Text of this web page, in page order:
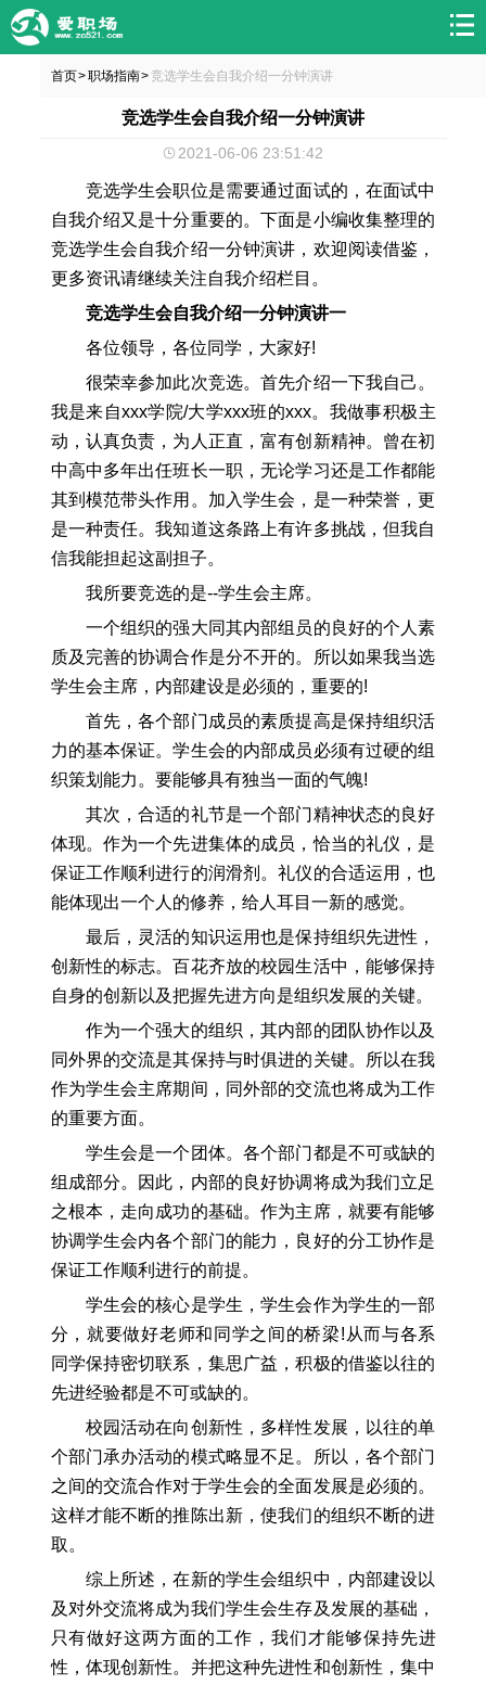
首页>职场指南>竞选学生会自我介绍一分钟演讲
竞选学生会自我介绍一分钟演讲
2021-06-06 23:51:42
竞选学生会职位是需要通过面试的，在面试中
自我介绍又是十分重要的。下面是小编收集整理的
竞选学生会自我介绍一分钟演讲，欢迎阅读借鉴，
更多资讯请继续关注自我介绍栏目。
竞选学生会自我介绍一分钟演讲一
各位领导，各位同学，大家好!
很荣幸参加此次竞选。首先介绍一下我自己。
我是来自xxx学院/大学xxx班的xxx。我做事积极主
动，认真负责，为人正直，富有创新精神。曾在初
中高中多年出任班长一职，无论学习还是工作都能
其到模范带头作用。加入学生会，是一种荣誉，更
是一种责任。我知道这条路上有许多挑战，但我自
信我能担起这副担子。
我所要竞选的是--学生会主席。
一个组织的强大同其内部组员的良好的个人素
质及完善的协调合作是分不开的。所以如果我当选
学生会主席，内部建设是必须的，重要的!
首先，各个部门成员的素质提高是保持组织活
力的基本保证。学生会的内部成员必须有过硬的组
织策划能力。要能够具有独当一面的气魄!
其次，合适的礼节是一个部门精神状态的良好
体现。作为一个先进集体的成员，恰当的礼仪，是
保证工作顺利进行的润滑剂。礼仪的合适运用，也
能体现出一个人的修养，给人耳目一新的感觉。
最后，灵活的知识运用也是保持组织先进性，
创新性的标志。百花齐放的校园生活中，能够保持
自身的创新以及把握先进方向是组织发展的关键。
作为一个强大的组织，其内部的团队协作以及
同外界的交流是其保持与时俱进的关键。所以在我
作为学生会主席期间，同外部的交流也将成为工作
的重要方面。
学生会是一个团体。各个部门都是不可或缺的
组成部分。因此，内部的良好协调将成为我们立足
之根本，走向成功的基础。作为主席，就要有能够
协调学生会内各个部门的能力，良好的分工协作是
保证工作顺利进行的前提。
学生会的核心是学生，学生会作为学生的一部
分，就要做好老师和同学之间的桥梁!从而与各系
同学保持密切联系，集思广益，积极的借鉴以往的
先进经验都是不可或缺的。
校园活动在向创新性，多样性发展，以往的单
个部门承办活动的模式略显不足。所以，各个部门
之间的交流合作对于学生会的全面发展是必须的。
这样才能不断的推陈出新，使我们的组织不断的进
取。
综上所述，在新的学生会组织中，内部建设以
及对外交流将成为我们学生会生存及发展的基础，
只有做好这两方面的工作，我们才能够保持先进
性，体现创新性。并把这种先进性和创新性，集中